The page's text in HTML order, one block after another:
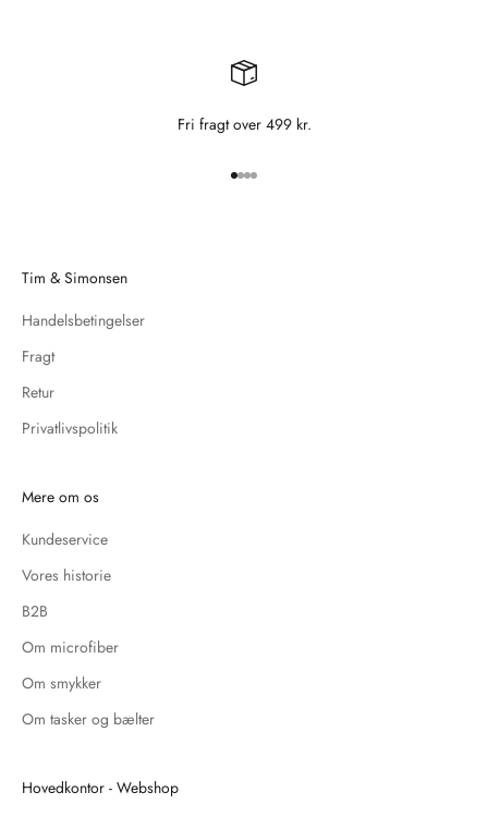
Fri fragt over 499 kr.
Gå til element 1
Gå til element 2
Gå til element 3
Gå til element 4
Tim & Simonsen
Handelsbetingelser
Fragt
Retur
Privatlivspolitik
Mere om os
Kundeservice
Vores historie
B2B
Om microfiber
Om smykker
Om tasker og bælter
Hovedkontor - Webshop